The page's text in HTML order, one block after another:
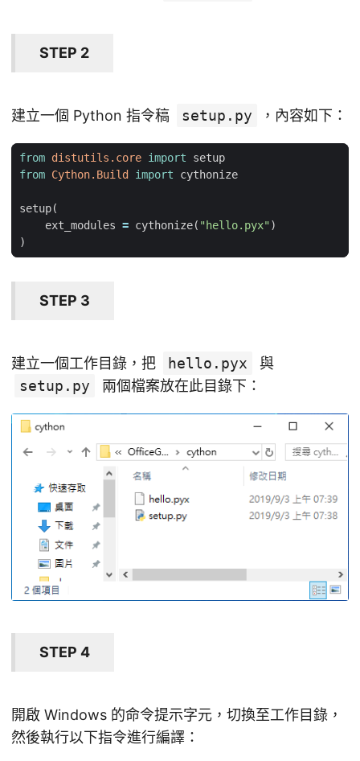
STEP 2
建立一個 Python 指令稿 setup.py ，內容如下：
from distutils.core import
setup
from Cython.Build import cythonize
setup(
ext_modules = cythonize( "hello.pyx")
)
STEP 3
建立一個工作目錄，把 hello.pyx
與
setup.py
兩個檔案放在此目錄下：
STEP 4
開啟 Windows 的命令提示字元，切換至工作目錄，
然後執行以下指令進行編譯：